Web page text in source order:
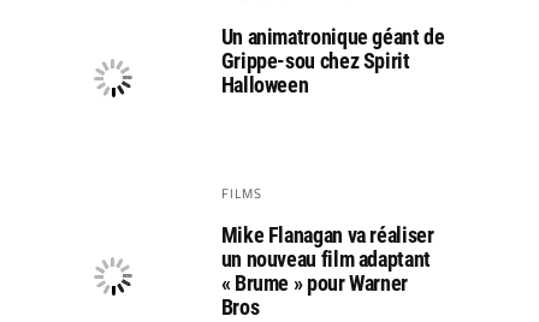
Un animatronique géant de
Grippe-sou chez Spirit
Halloween
FILMS
Mike Flanagan va réaliser
un nouveau film adaptant
« Brume » pour Warner
Bros